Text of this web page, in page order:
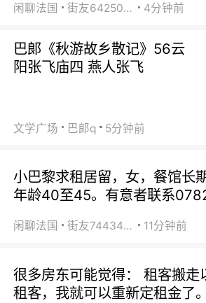
闲聊法国 街友64250024 4分钟前
巴郞《秋游故乡散记》56云
阳张飞庙四 燕人张飞
文学广场 巴郞q 5分钟前
小巴黎求租居留，女，餐馆长
年龄40至45。有意者联系
闲聊法国 街友74434350 11分钟前
很多房东可能觉得： 租客搬走
租客，我就可以重新定租金了